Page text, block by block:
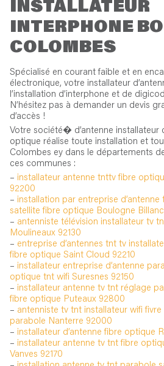
INSTALLATEUR
INTERPHONE
COLOMBES
Spécialisé en courant faible et en
électronique, votre installateur
l’installation d’interphone et de
N’hésitez pas à demander un devis
d’accès !
Votre société� d’antenne installateur
optique réalise toute installation et
Colombes ey dans le départements
ces communes :
– installateur antenne tnttv fibre
92200
– installation par entreprise
satellite fibre optique Boulogne
– antenniste télévision installateur tv
Moulineaux 92130
– entreprise d’antennes tnt tv
fibre optique Saint Cloud 92210
– installateur entreprise d’antenne
optique tnt wifi Suresnes 92150
– installateur antenne tv tnt réglage
fibre optique Puteaux 92800
– antenniste tv tnt installateur wifi
parabole Nanterre 92000
– installateur d’antenne fibre optique
– installateur antenne tv tnt fibre
Vanves 92170